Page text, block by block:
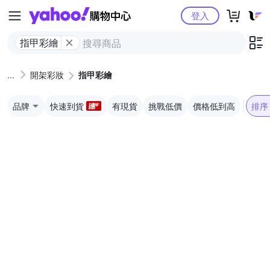
Yahoo購物中心
指甲彩繪
登入
開架彩妝 指甲彩繪
品牌 快速到貨 有現貨 挑戰低價 價格低到高 排序